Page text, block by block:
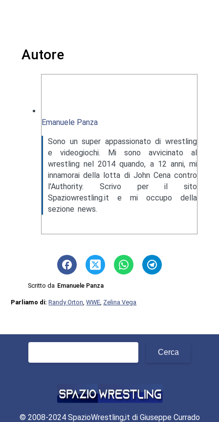
Autore
Emanuele Panza
Sono un super appassionato di wrestling
e videogiochi. Mi sono avvicinato al
wrestling nel 2014 quando, a 12 anni, mi
innamorai della lotta di John Cena contro
l'Authority. Scrivo per il sito
Spaziowrestling.it e mi occupo della
sezione news.
Scritto da Emanuele Panza
Parliamo di:Randy Orton ,WWE Zelina Vega
© 2008-2024 SpazioWrestling,it di Giuseppe Currado